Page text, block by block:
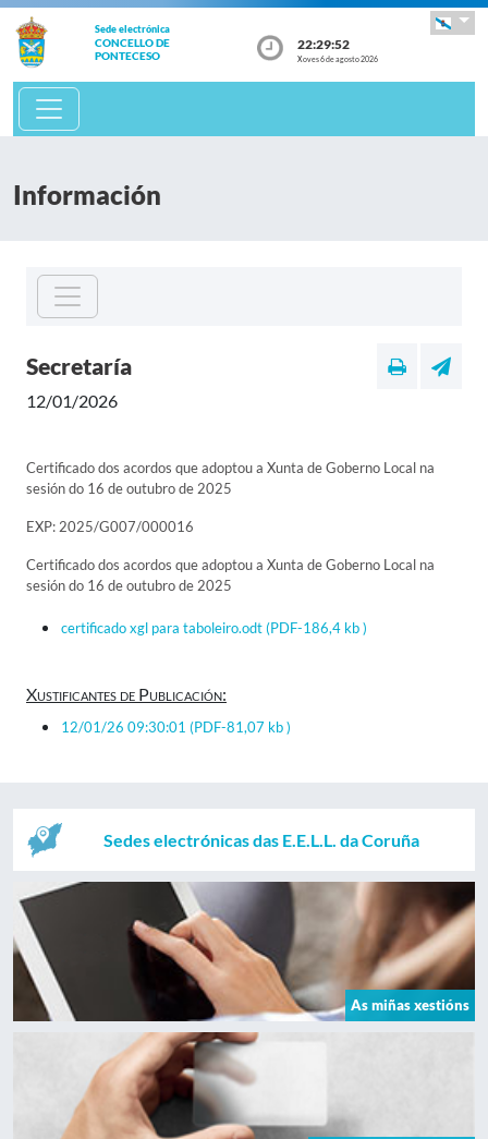
Sede electrónica
CONCELLO DE
PONTECESO
22:29:52
Xoves 6 de agosto 2026
Información
Secretaría
12/01/2026
Certificado dos acordos que adoptou a Xunta de Goberno Local na
sesión do 16 de outubro de 2025
EXP: 2025/G007/000016
Certificado dos acordos que adoptou a Xunta de Goberno Local na
sesión do 16 de outubro de 2025
certificado xgl para taboleiro.odt(PDF-186,4 kb )
Xustificantes de Publicación:
12/01/26 09:30:01 (PDF-81,07 kb )
Sedes electrónicas das E.E.L.L. da Coruña
As miñas xestións